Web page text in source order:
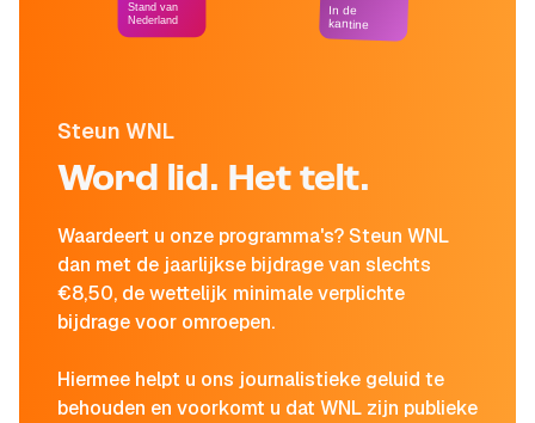
Steun WNL
Word lid. Het telt.
Waardeert u onze programma's? Steun WNL
dan met de jaarlijkse bijdrage van slechts
€8,50, de wettelijk minimale verplichte
bijdrage voor omroepen.
Hiermee helpt u ons journalistieke geluid te
behouden en voorkomt u dat WNL zijn publieke
Stand van
Nederland
In de
kantine